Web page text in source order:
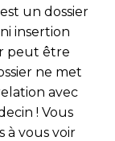
un dossier
insertion
peut être
ne met
avec
! Vous
à vous voir